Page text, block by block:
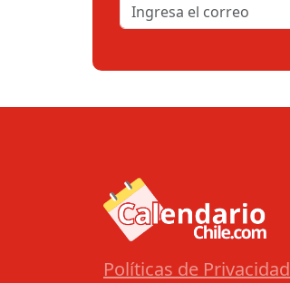
Políticas de Privacidad